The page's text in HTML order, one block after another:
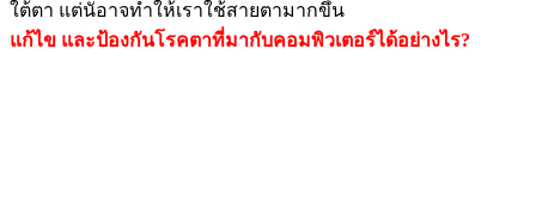
ใต้ตา แต่นั่อาจทำให้เราใช้สายตามากขึ้น
แก้ไข และป้องกันโรคตาที่มากับคอมพิวเตอร์ได้อย่างไร?